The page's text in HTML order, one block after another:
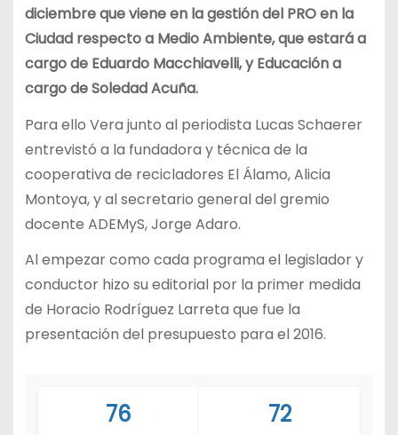
diciembre que viene en la gestión del PRO en la
Ciudad respecto a Medio Ambiente, que estará a
cargo de Eduardo Macchiavelli, y Educación a
cargo de Soledad Acuña.
Para ello Vera junto al periodista Lucas Schaerer
entrevistó a la fundadora y técnica de la
cooperativa de recicladores El Álamo, Alicia
Montoya, y al secretario general del gremio
docente ADEMyS, Jorge Adaro.
Al empezar como cada programa el legislador y
conductor hizo su editorial por la primer medida
de Horacio Rodríguez Larreta que fue la
presentación del presupuesto para el 2016.
76 72